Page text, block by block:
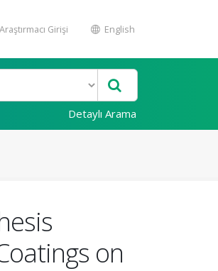
Araştırmacı Girişi English
Detaylı Arama
on